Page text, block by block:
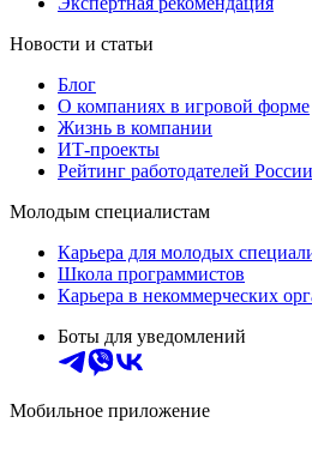
Новости и статьи
Блог
О компаниях в игровой форме
Жизнь в компании
ИТ-проекты
Рейтинг работодателей России
Молодым специалистам
Карьера для молодых
Школа программистов
Карьера в некоммерческих
Боты для уведомлений
Мобильное приложение